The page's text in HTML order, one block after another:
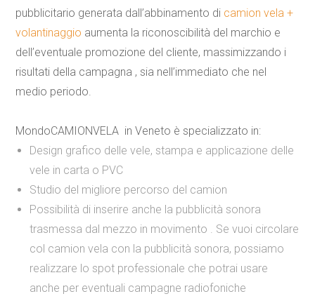
pubblicitario generata dall’abbinamento di camion vela +
volantinaggio aumenta la riconoscibilità del marchio e
dell’eventuale promozione del cliente, massimizzando i
risultati della campagna , sia nell’immediato che nel
medio periodo.
MondoCAMIONVELA in Veneto è specializzato in:
Design grafico delle vele, stampa e applicazione delle
vele in carta o PVC
Studio del migliore percorso del camion
Possibilità di inserire anche la pubblicità sonora
trasmessa dal mezzo in movimento . Se vuoi circolare
col camion vela con la pubblicità sonora, possiamo
realizzare lo spot professionale che potrai usare
anche per eventuali campagne radiofoniche